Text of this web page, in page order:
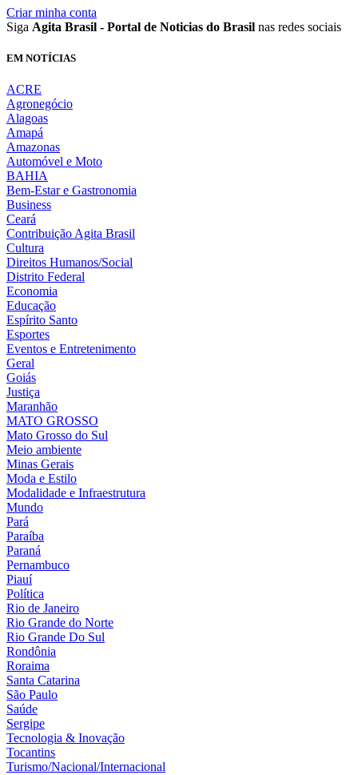
Criar minha conta
Siga Agita Brasil - Portal de Noticias do Brasil nas redes sociais
EM NOTÍCIAS
ACRE
Agronegócio
Alagoas
Amapá
Amazonas
Automóvel e Moto
BAHIA
Bem-Estar e Gastronomia
Business
Ceará
Contribuição Agita Brasil
Cultura
Direitos Humanos/Social
Distrito Federal
Economia
Educação
Espírito Santo
Esportes
Eventos e Entretenimento
Geral
Goiás
Justiça
Maranhão
MATO GROSSO
Mato Grosso do Sul
Meio ambiente
Minas Gerais
Moda e Estilo
Modalidade e Infraestrutura
Mundo
Pará
Paraíba
Paraná
Pernambuco
Piauí
Política
Rio de Janeiro
Rio Grande do Norte
Rio Grande Do Sul
Rondônia
Roraima
Santa Catarina
São Paulo
Saúde
Sergipe
Tecnologia & Inovação
Tocantins
Turismo/Nacional/Internacional